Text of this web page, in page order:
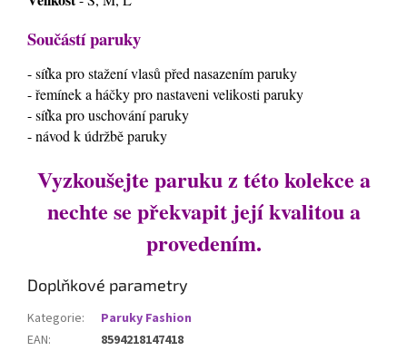
Součástí paruky
- síťka pro stažení vlasů před nasazením paruky
- řemínek a háčky pro nastaveni velikosti paruky
- síťka pro uschování paruky
- návod k údržbě paruky
Vyzkoušejte paruku z této kolekce a
nechte se překvapit její kvalitou a
provedením.
Doplňkové parametry
Kategorie:
Paruky Fashion
EAN:
8594218147418